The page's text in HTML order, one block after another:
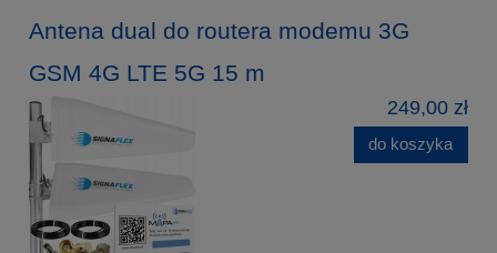
Antena dual do routera modemu 3G
GSM 4G LTE 5G 15 m
249,00 zł
do koszyka